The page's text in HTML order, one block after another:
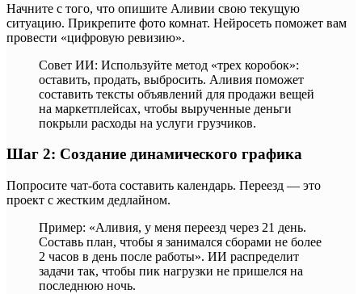
Начните с того, что опишите Аливии свою текущую
ситуацию. Прикрепите фото комнат. Нейросеть поможет вам
провести «цифровую ревизию».
Совет ИИ: Используйте метод «трех коробок»:
оставить, продать, выбросить. Аливия поможет
составить тексты объявлений для продажи вещей
на маркетплейсах, чтобы вырученные деньги
покрыли расходы на услуги грузчиков.
Шаг 2: Создание динамического графика
Попросите чат-бота составить календарь. Переезд — это
проект с жестким дедлайном.
Пример: «Аливия, у меня переезд через 21 день.
Составь план, чтобы я занимался сборами не более
2 часов в день после работы». ИИ распределит
задачи так, чтобы пик нагрузки не пришелся на
последнюю ночь.